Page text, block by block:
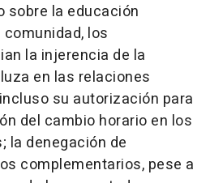
sobre la educación
los
la injerencia de la
en las relaciones
su autorización para
del cambio horario en los
la denegación de
complementarios, pese a